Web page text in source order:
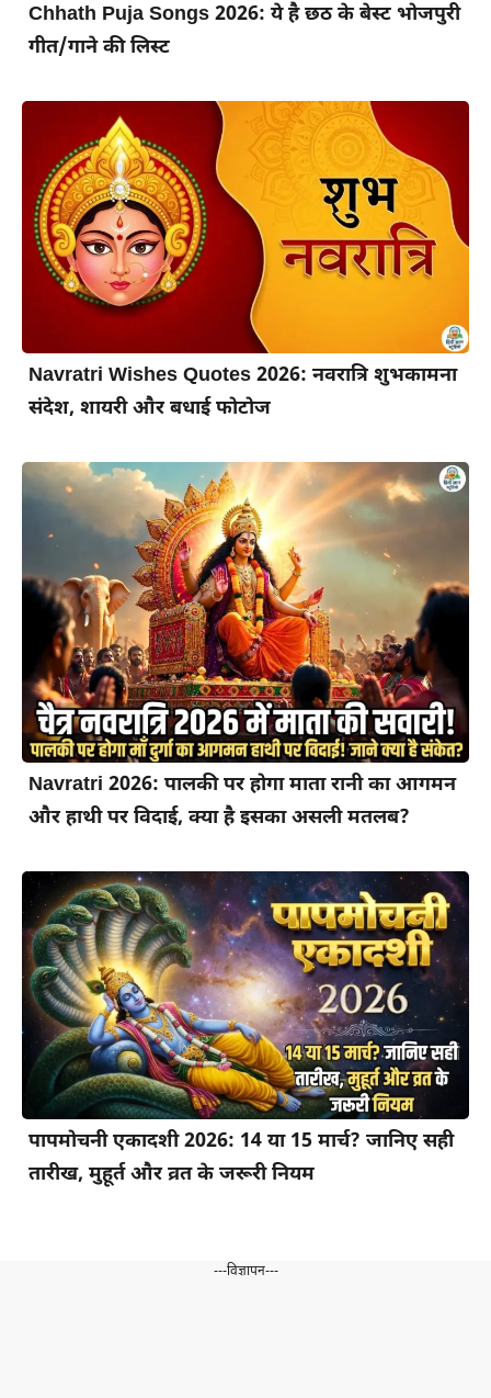
Chhath Puja Songs 2026: ये है छठ के बेस्ट भोजपुरी
गीत/गाने की लिस्ट
Navratri Wishes Quotes 2026: नवरात्रि शुभकामना
संदेश, शायरी और बधाई फोटोज
Navratri 2026: पालकी पर होगा माता रानी का आगमन
और हाथी पर विदाई, क्या है इसका असली मतलब?
पापमोचनी एकादशी 2026: 14 या 15 मार्च? जानिए सही
तारीख, मुहूर्त और व्रत के जरूरी नियम
---विज्ञापन---